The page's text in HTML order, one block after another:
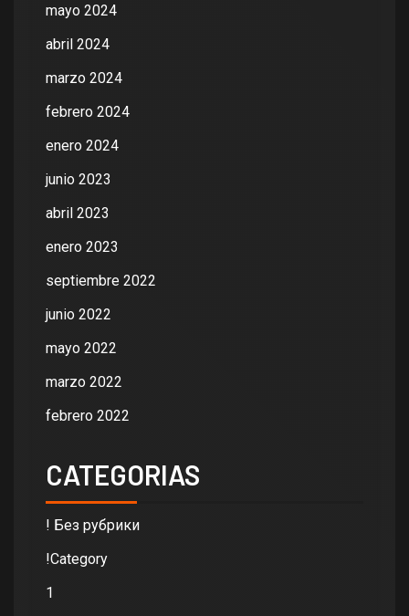
mayo 2024
abril 2024
marzo 2024
febrero 2024
enero 2024
junio 2023
abril 2023
enero 2023
septiembre 2022
junio 2022
mayo 2022
marzo 2022
febrero 2022
CATEGORIAS
! Без рубрики
!Category
1